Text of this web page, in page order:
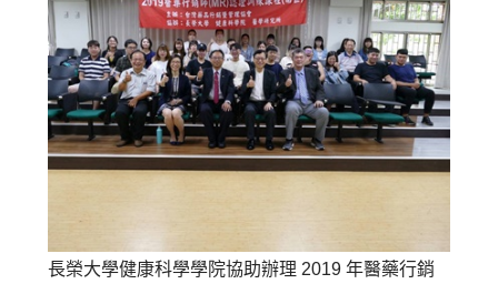
長榮大學健康科學學院協助辦理 2019 年醫藥行銷